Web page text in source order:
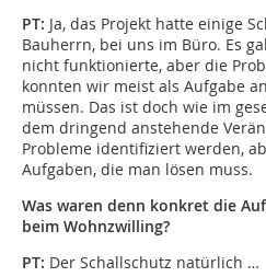
PT: Ja, das Projekt hatte einige
Bauherrn, bei uns im Büro. Es
nicht funktionierte, aber die
konnten wir meist als Aufgabe
müssen. Das ist doch wie im
dem dringend anstehende
Probleme identifiziert werden,
Aufgaben, die man lösen muss.
Was waren denn konkret die
beim Wohnzwilling?
PT: Der Schallschutz natürlich …